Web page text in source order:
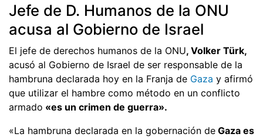
Jefe de D. Humanos de la ONU
acusa al Gobierno de Israel
El jefe de derechos humanos de la ONU, Volker Türk,
acusó al Gobierno de Israel de ser responsable de la
hambruna declarada hoy en la Franja de Gaza y afirmó
que utilizar el hambre como método en un conflicto
armado «es un crimen de guerra».
«La hambruna declarada en la gobernación de Gaza es